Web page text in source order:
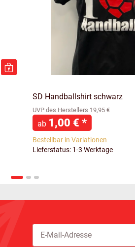
SD Handballshirt schwarz
UVP des Herstellers 19,95 €
ab 1,00 € *
Bestellbar in Variationen
Lieferstatus: 1-3 Werktage